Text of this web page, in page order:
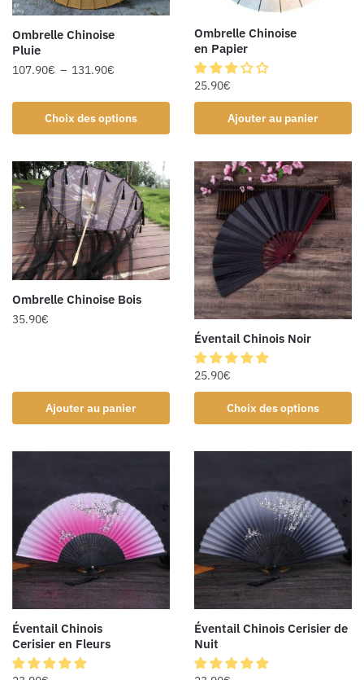
Ombrelle Chinoise
Pluie
107.90€ – 131.90€
Choix des options
Ombrelle Chinoise
en Papier
25.90€
Ajouter au panier
Ombrelle Chinoise Bois
35.90€
Ajouter au panier
Éventail Chinois Noir
25.90€
Choix des options
Éventail Chinois
Cerisier en Fleurs
Éventail Chinois Cerisier de
Nuit